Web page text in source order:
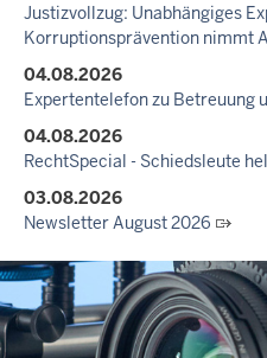
Justizvollzug: Unabhängiges
Korruptionsprävention nimmt
04.08.2026
Expertentelefon zu Betreuung
04.08.2026
RechtSpecial - Schiedsleute
03.08.2026
Newsletter August 2026
27.07.2026
Dein Mut findet Rückhalt: Die
Informationskampagne gegen
10.07.2026